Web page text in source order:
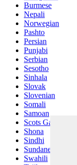
Burmese
Nepali
Norwegian
Pashto
Persian
Punjabi
Serbian
Sesotho
Sinhala
Slovak
Slovenian
Somali
Samoan
Scots Gaelic
Shona
Sindhi
Sundanese
Swahili